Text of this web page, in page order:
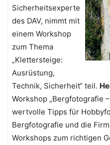
Sicherheitsexperte
des DAV, nimmt mit
einem Workshop
zum Thema
„Klettersteige:
Ausrüstung,
Technik, Sicherheit“ teil.
Workshop „Bergfotografie
wertvolle Tipps für
Bergfotografie und die
Workshops zum richtigen